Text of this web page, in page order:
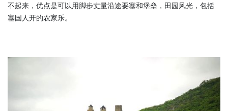
不起来，优点是可以用脚步丈量沿途要塞和堡垒，田园风光，包括
塞国人开的农家乐。